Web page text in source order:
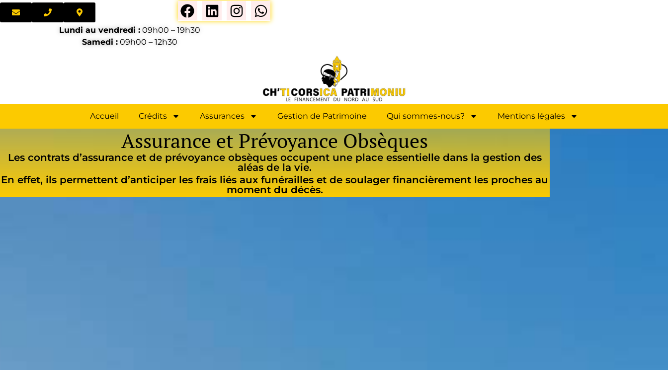
Lundi au vendredi :09h00 – 19h30
Samedi :09h00 – 12h30
Accueil Crédits Assurances Gestion de Patrimoine Qui sommes-nous? Mentions légales
Assurance et Prévoyance Obsèques
Les contrats d’assurance et de prévoyance obsèques occupent une place essentielle dans la gestion des
aléas de la vie.
En effet, ils permettent d’anticiper les frais liés aux funérailles et de soulager financièrement les proches au
moment du décès.